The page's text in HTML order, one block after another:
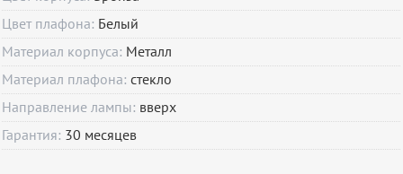
Цвет плафона: Белый
Материал корпуса: Металл
Материал плафона:стекло
Направление лампы: вверх
Гарантия: 30 месяцев